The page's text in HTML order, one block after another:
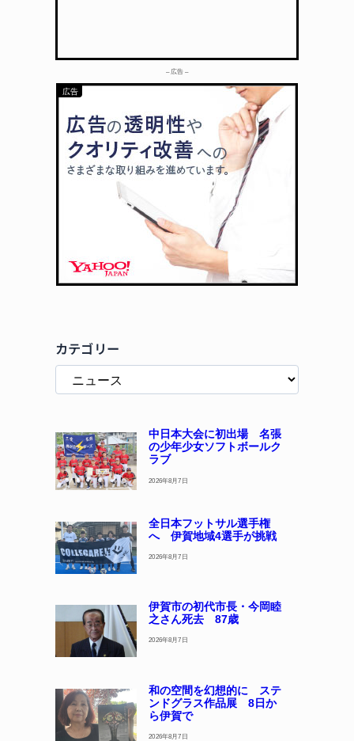
– 広告 –
カテゴリー
中日本大会に初出場 名張
の少年少女ソフトボールク
ラブ
2026年8月7日
全日本フットサル選手権
へ 伊賀地域4選手が挑戦
2026年8月7日
伊賀市の初代市長・今岡睦
之さん死去 87歳
2026年8月7日
和の空間を幻想的に ステ
ンドグラス作品展 8日か
ら伊賀で
2026年8月7日